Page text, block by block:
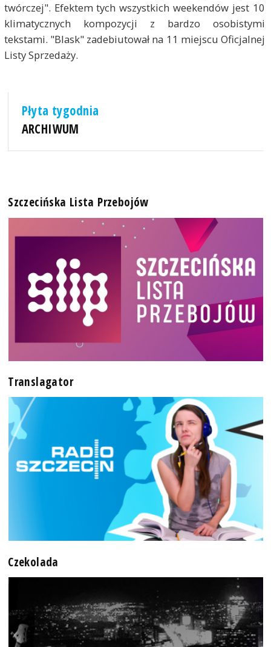
twórczej". Efektem tych wszystkich weekendów jest 10
klimatycznych kompozycji z bardzo osobistymi
tekstami. "Blask" zadebiutował na 11 miejscu Oficjalnej
Listy Sprzedaży.
Płyta tygodnia
ARCHIWUM
Szczecińska Lista Przebojów
Translagator
Czekolada